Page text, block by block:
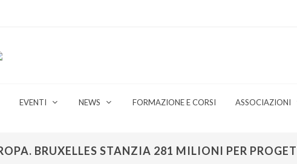
EVENTI NEWS FORMAZIONE E CORSI ASSOCIAZIONI
BRUXELLES STANZIA 281 MILIONI PER